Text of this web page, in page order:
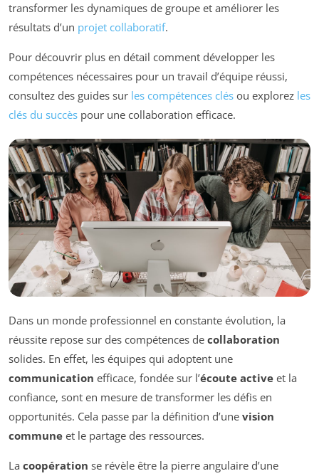
transformer les dynamiques de groupe et améliorer les
résultats d’un projet collaboratif.
Pour découvrir plus en détail comment développer les
compétences nécessaires pour un travail d’équipe réussi,
consultez des guides sur les compétences clés ou explorez les
clés du succès pour une collaboration efficace.
Dans un monde professionnel en constante évolution, la
réussite repose sur des compétences de collaboration
solides. En effet, les équipes qui adoptent une
communication efficace, fondée sur l’écoute active et la
confiance, sont en mesure de transformer les défis en
opportunités. Cela passe par la définition d’une vision
commune et le partage des ressources.
La coopération se révèle être la pierre angulaire d’une